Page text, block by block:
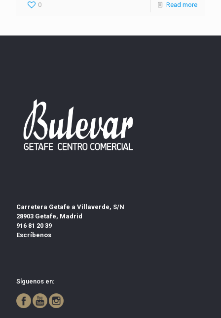
0 Read more
Carretera Getafe a Villaverde, S/N
28903 Getafe, Madrid
916 81 20 39
Escríbenos
Síguenos en: